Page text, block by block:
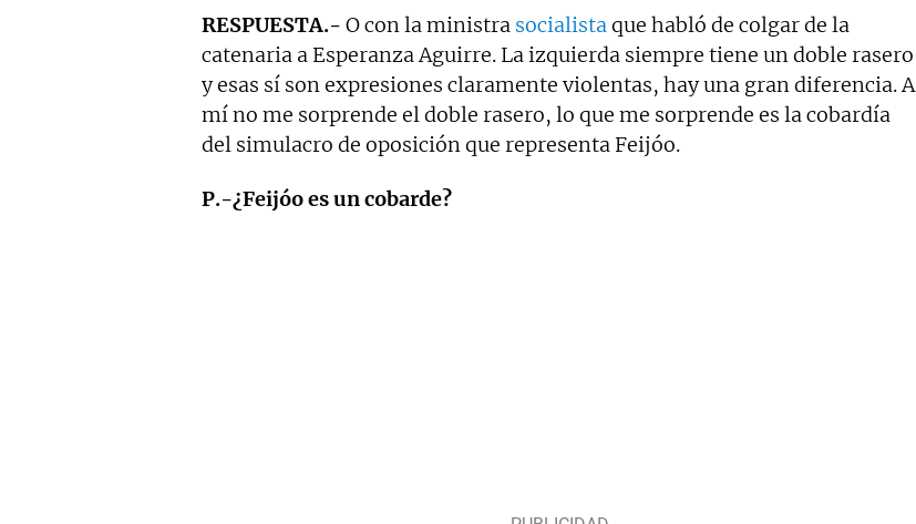
RESPUESTA.- O con la ministra socialista que habló de colgar de la
catenaria a Esperanza Aguirre. La izquierda siempre tiene un doble rasero
y esas sí son expresiones claramente violentas, hay una gran diferencia. A
mí no me sorprende el doble rasero, lo que me sorprende es la cobardía
del simulacro de oposición que representa Feijóo.
P.-¿Feijóo es un cobarde?